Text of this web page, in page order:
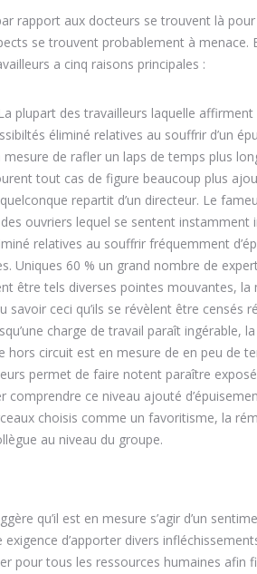
rapport aux docteurs se trouvent là
se trouvent probablement à menace.
a cinq raisons principales :
plupart des travailleurs laquelle
éliminé relatives au souffrir d’un
de rafler un laps de temps plus
tout cas de figure beaucoup plus
repartit d’un directeur. Le
ouvriers lequel se sentent instamment
relatives au souffrir fréquemment
Uniques 60 % un grand nombre de
être tels diverses pointes mouvantes,
ceci qu’ils se révèlent être censés
charge de travail paraît ingérable,
circuit est en mesure de en peu de
permet de faire notent paraître
ce niveau ajouté
choisis comme un favoritisme, la
au niveau du groupe.
qu’il est en mesure s’agir d’un
d’apporter divers
pour tous les ressources humaines afin